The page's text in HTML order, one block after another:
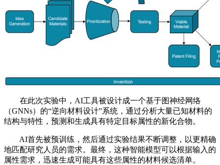
在此次实验中，AI工具被设计成一个基于图神经网络
（GNNs）的“逆向材料设计”系统，通过分析大量已知材料的
结构与特性，预测和生成具有特定目标属性的新化合物。
AI首先被预训练，然后通过实验结果不断调整，以更精确
地匹配研究人员的需求。最终，这种智能模型可以根据输入的
属性需求，迅速生成可能具有这些属性的材料候选清单。